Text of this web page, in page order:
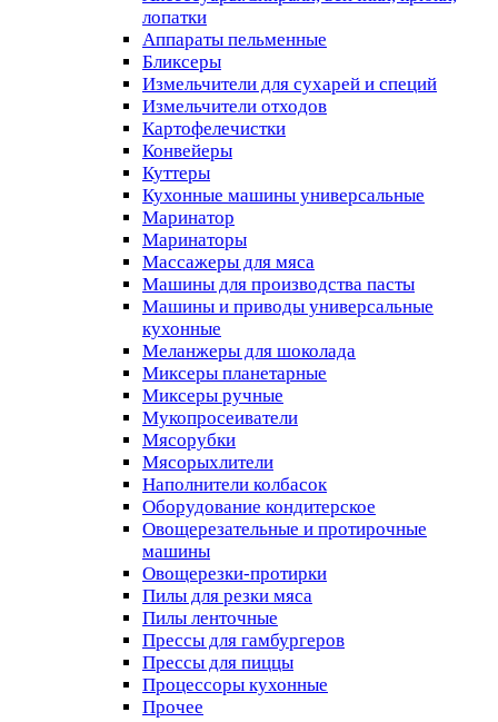
лопатки
Аппараты пельменные
Бликсеры
Измельчители для сухарей и специй
Измельчители отходов
Картофелечистки
Конвейеры
Куттеры
Кухонные машины универсальные
Маринатор
Маринаторы
Массажеры для мяса
Машины для производства пасты
Машины и приводы универсальные
кухонные
Меланжеры для шоколада
Миксеры планетарные
Миксеры ручные
Мукопросеиватели
Мясорубки
Мясорыхлители
Наполнители колбасок
Оборудование кондитерское
Овощерезательные и протирочные
машины
Овощерезки-протирки
Пилы для резки мяса
Пилы ленточные
Прессы для гамбургеров
Прессы для пиццы
Процессоры кухонные
Прочее